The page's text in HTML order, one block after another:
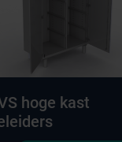
hoge kast